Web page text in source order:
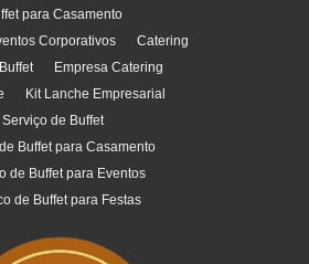
para Casamento
Corporativos
Catering
Empresa Catering
Kit Lanche Empresarial
Serviço de Buffet
Buffet para Casamento
de Buffet para Eventos
de Buffet para Festas